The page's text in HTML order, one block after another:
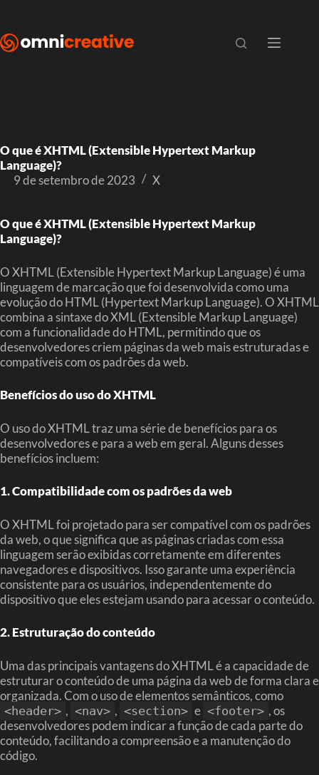
O que é XHTML (Extensible Hypertext Markup
Language)?
9 de setembro de 2023
X
O que é XHTML (Extensible Hypertext Markup
Language)?
O XHTML (Extensible Hypertext Markup Language) é uma
linguagem de marcação que foi desenvolvida como uma
evolução do HTML (Hypertext Markup Language). O XHTML
combina a sintaxe do XML (Extensible Markup Language)
com a funcionalidade do HTML, permitindo que os
desenvolvedores criem páginas da web mais estruturadas e
compatíveis com os padrões da web.
Benefícios do uso do XHTML
O uso do XHTML traz uma série de benefícios para os
desenvolvedores e para a web em geral. Alguns desses
benefícios incluem:
1. Compatibilidade com os padrões da web
O XHTML foi projetado para ser compatível com os padrões
da web, o que significa que as páginas criadas com essa
linguagem serão exibidas corretamente em diferentes
navegadores e dispositivos. Isso garante uma experiência
consistente para os usuários, independentemente do
dispositivo que eles estejam usando para acessar o conteúdo.
2. Estruturação do conteúdo
Uma das principais vantagens do XHTML é a capacidade de
estruturar o conteúdo de uma página da web de forma clara e
organizada. Com o uso de elementos semânticos, como
<header> , <nav> , <section> e <footer> , os
desenvolvedores podem indicar a função de cada parte do
conteúdo, facilitando a compreensão e a manutenção do
código.